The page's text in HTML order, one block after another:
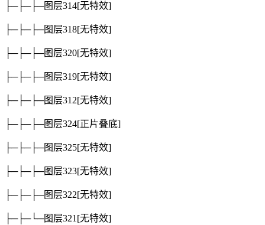
├─├─├─图层314[无特效]
├─├─├─图层318[无特效]
├─├─├─图层320[无特效]
├─├─├─图层319[无特效]
├─├─├─图层312[无特效]
├─├─├─图层324[正片叠底]
├─├─├─图层325[无特效]
├─├─├─图层323[无特效]
├─├─├─图层322[无特效]
├─├─└─图层321[无特效]